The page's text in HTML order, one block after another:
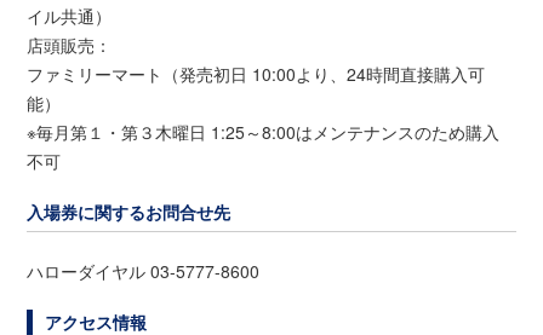
イル共通）
店頭販売：
ファミリーマート（発売初日 10:00より、24時間直接購入可
能）
※毎月第１・第３木曜日 1:25～8:00はメンテナンスのため購入
不可
入場券に関するお問合せ先
ハローダイヤル 03-5777-8600
アクセス情報